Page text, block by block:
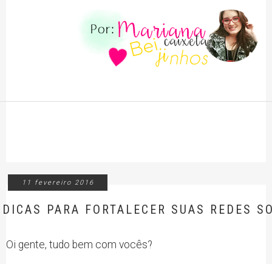
11 fevereiro 2016
DICAS PARA FORTALECER SUAS REDES
Oi gente, tudo bem com vocês?